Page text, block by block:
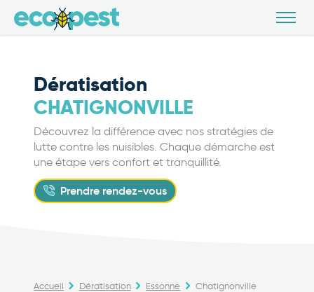
Dératisation
CHATIGNONVILLE
Découvrez la différence avec nos stratégies de
lutte contre les nuisibles. Chaque démarche est
une étape vers confort et tranquillité.
Prendre rendez-vous
Accueil Dératisation Essonne Chatignonville